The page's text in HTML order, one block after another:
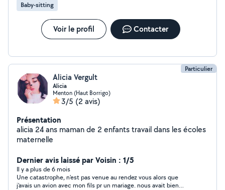
Baby-sitting
Voir le profil Contacter
Particulier
Alicia Vergult
Alicia
Menton (Haut Borrigo)
3/5 (2 avis)
Présentation
alicia 24 ans maman de 2 enfants travail dans les écoles
maternelle
Dernier avis laissé par Voisin : 1/5
Il y a plus de 6 mois
Une catastrophe, n'est pas venue au rendez vous alors que
j'avais un avion avec mon fils pr un mariage. nous avait bien